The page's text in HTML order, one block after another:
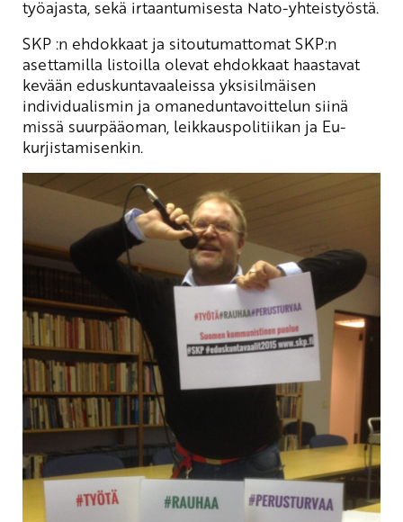
työajasta, sekä irtaantumisesta Nato-yhteistyöstä.
SKP :n ehdokkaat ja sitoutumattomat SKP:n
asettamilla listoilla olevat ehdokkaat haastavat
kevään eduskuntavaaleissa yksisilmäisen
individualismin ja omaneduntavoittelun siinä
missä suurpääoman, leikkauspolitiikan ja Eu-
kurjistamisenkin.